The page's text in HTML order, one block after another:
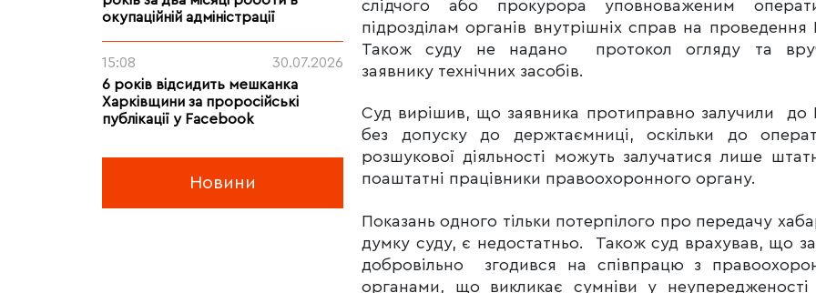
окупаційній адміністрації
15:08
30.07.2026
6 років відсидить мешканка
Харківщини за проросійські
публікації у Facebook
Новини
слідчого або прокурора уповноваженим
підрозділам органів внутрішніх справ на
Також суду не надано протокол огляду та
заявнику технічних засобів.
Суд вирішив, що заявника протиправно залучили до
без допуску до держтаємниці, оскільки до
розшукової діяльності можуть залучатися лише
поаштатні працівники правоохоронного органу.
Показань одного тільки потерпілого про передачу
думку суду, є недостатньо. Також суд врахував, що
добровільно згодився на співпрацю з
органами, що викликає сумніви у неупередженості